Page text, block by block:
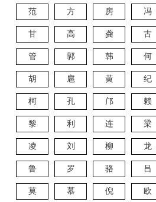
范 方 房 冯
甘 高 龚 古
管 郭 韩 何
胡 扈 黄 纪
柯 孔 邝 赖
黎 利 连 梁
凌 刘 柳 龙
鲁 罗 骆 吕
莫 慕 倪 欧